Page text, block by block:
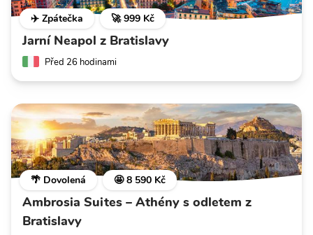
✈️ Zpátečka 🚀 999 Kč
Jarní Neapol z Bratislavy
Před 26 hodinami
🌴 Dovolená 🤩 8 590 Kč
Ambrosia Suites – Athény s odletem z
Bratislavy